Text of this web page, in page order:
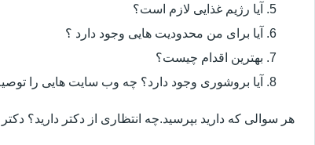
آیا رژیم غذایی لازم است؟
آیا برای من محدودیت هایی وجود دارد ؟
بهترین اقدام چیست؟
آیا بروشوری وجود دارد؟ چه وب سایت هایی را
هر سوالی که دارید بپرسید.چه انتظاری از دکتر دارید؟